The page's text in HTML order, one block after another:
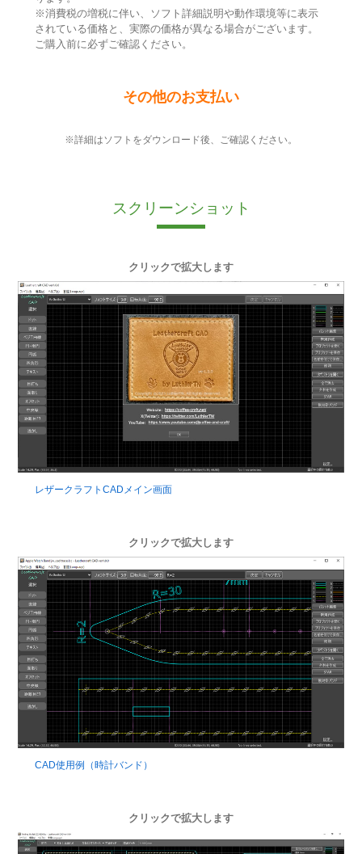
※消費税の増税に伴い、ソフト詳細説明や動作環境等に表示
されている価格と、実際の価格が異なる場合がございます。
ご購入前に必ずご確認ください。
その他のお支払い
※詳細はソフトをダウンロード後、ご確認ください。
スクリーンショット
クリックで拡大します
レザークラフトCADメイン画面
クリックで拡大します
CAD使用例（時計バンド）
クリックで拡大します